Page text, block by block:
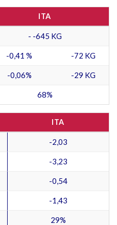
ITA
- -645 KG
-0,41 % -72 KG
-0,06% -29 KG
68%
ITA
-2,03
-3,23
-0,54
-1,43
29%